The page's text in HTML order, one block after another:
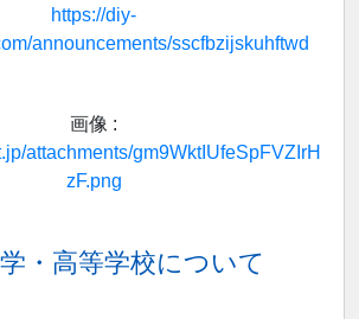
https://diy-
announcements/sscfbzijskuhftwd
画像 :
attachments/gm9WktIUfeSpFVZIrH
zF.png
・高等学校について